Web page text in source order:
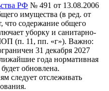
РФ № 491 от 13.08.2006
имущества (в ред. от
что содержание общего
уборку и санитарно-
(п. 11, пп. «г»). Важно:
31 декабря 2027
года нормативная
обновлена.
следует отслеживать